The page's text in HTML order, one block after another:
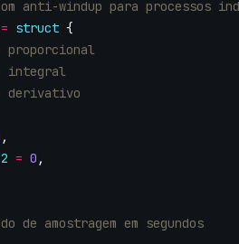
= struct {
,
= 0 ,